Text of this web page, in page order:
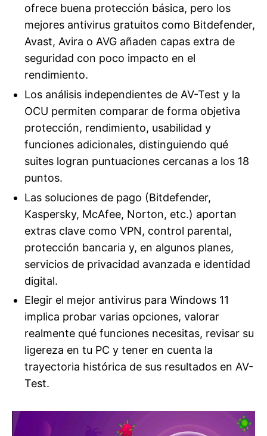
ofrece buena protección básica, pero los
mejores antivirus gratuitos como Bitdefender,
Avast, Avira o AVG añaden capas extra de
seguridad con poco impacto en el
rendimiento.
Los análisis independientes de AV-Test y la
OCU permiten comparar de forma objetiva
protección, rendimiento, usabilidad y
funciones adicionales, distinguiendo qué
suites logran puntuaciones cercanas a los 18
puntos.
Las soluciones de pago (Bitdefender,
Kaspersky, McAfee, Norton, etc.) aportan
extras clave como VPN, control parental,
protección bancaria y, en algunos planes,
servicios de privacidad avanzada e identidad
digital.
Elegir el mejor antivirus para Windows 11
implica probar varias opciones, valorar
realmente qué funciones necesitas, revisar su
ligereza en tu PC y tener en cuenta la
trayectoria histórica de sus resultados en AV-
Test.